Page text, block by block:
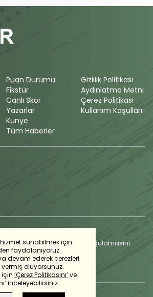
sunabilmek için
faydalanıyoruz.
devam ederek çerezleri
oluyorsunuz.
için ‘Çerez Politikasını’ve
inceleyebilirsiniz.
Puan Durumu
Fikstür
Canlı Skor
Yazarlar
Künye
Tüm Haberler
Gizlilik Politikası
Aydınlatma Metni
Çerez Politikası
Kullanım Koşulları
edebilmek için habertürk uygulamasını